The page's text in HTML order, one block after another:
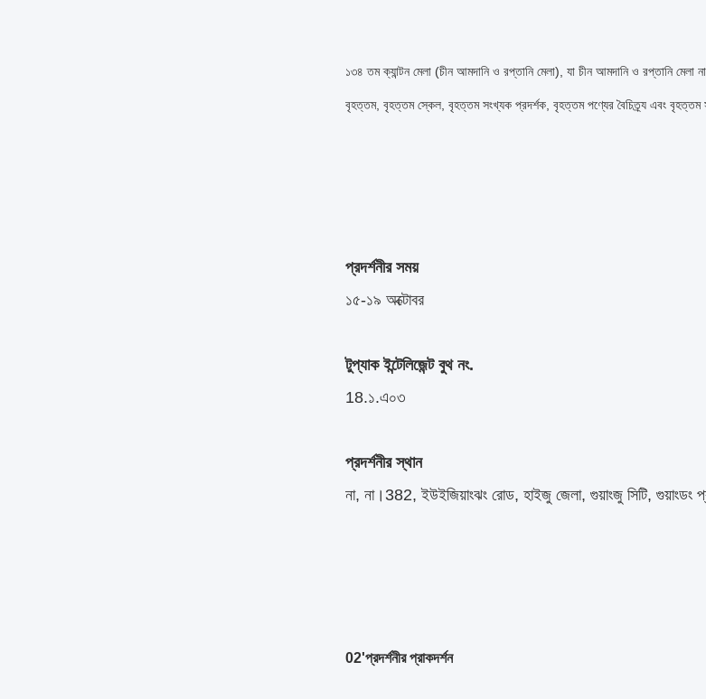
১৩৪ তম ক্যান্টন মেলা (চীন আমদানি ও রপ্তানি মেলা), যা চীন আমদানি ও রপ্তানি মেলা
বৃহত্তম, বৃহত্তম স্কেল, বৃহত্তম সংখ্যক প্রদর্শক, বৃহত্তম পণ্যের বৈচিত্র্য এবং বৃহত্তম
প্রদর্শনীর সময়
১৫-১৯ অক্টোবর
টুপ্যাক ইন্টেলিজেন্ট বুথ নং.
18.১.এ০৩
প্রদর্শনীর স্থান
না, না।382, ইউইজিয়াংঝং রোড, হাইজু জেলা, গুয়াংজু সিটি, গুয়াংডং
02'প্রদর্শনীর প্রাকদর্শন